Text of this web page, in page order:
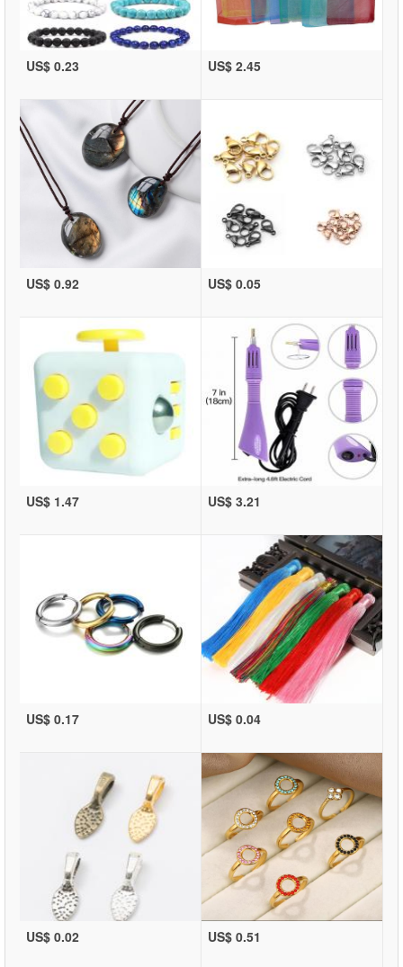
US$ 0.23 US$ 2.45
US$ 0.92 US$ 0.05
US$ 1.47 US$ 3.21
US$ 0.17 US$ 0.04
US$ 0.02 US$ 0.51